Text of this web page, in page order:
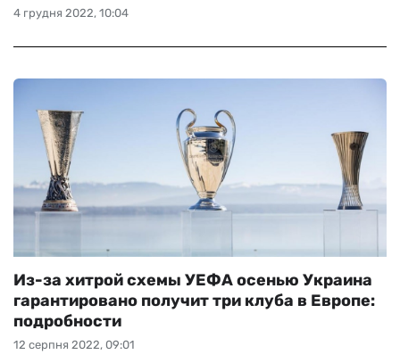
4 грудня 2022, 10:04
12 серпня 2022, 09:01
Из-за хитрой схемы УЕФА осенью Украина
гарантировано получит три клуба в Европе:
подробности